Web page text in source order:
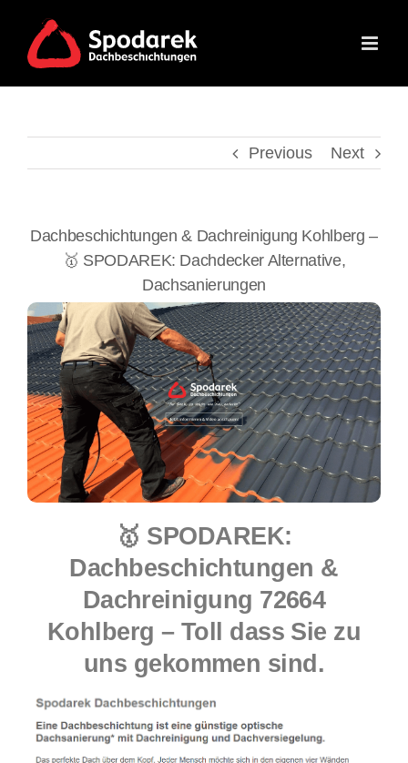
content
Previous Next
Dachbeschichtungen & Dachreinigung Kohlberg –
🥇 SPODAREK: Dachdecker Alternative,
Dachsanierungen
🥇 SPODAREK:
Dachbeschichtungen &
Dachreinigung 72664
Kohlberg – Toll dass Sie zu
uns gekommen sind.